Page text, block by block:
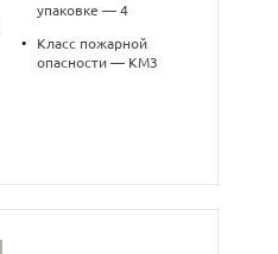
упаковке — 4
•
Класс пожарной
опасности — КМ3